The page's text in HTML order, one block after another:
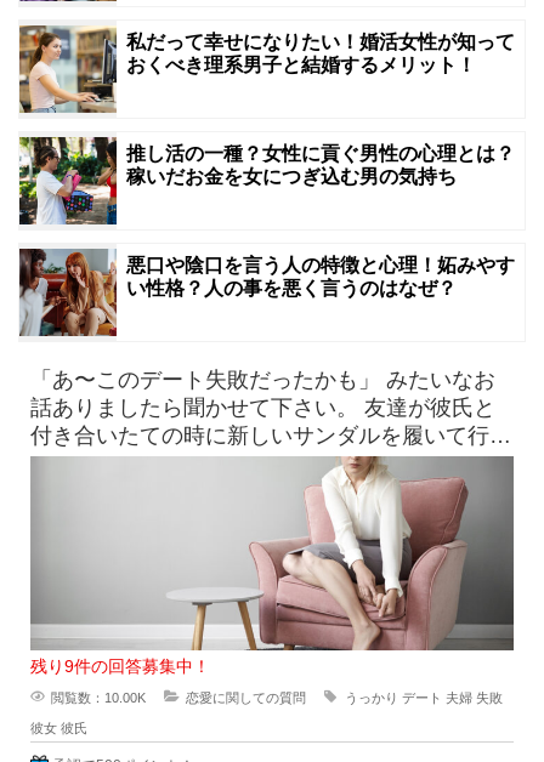
私だって幸せになりたい！婚活女性が知って
おくべき理系男子と結婚するメリット！
推し活の一種？女性に貢ぐ男性の心理とは？
稼いだお金を女につぎ込む男の気持ち
悪口や陰口を言う人の特徴と心理！妬みやす
い性格？人の事を悪く言うのはなぜ？
「あ〜このデート失敗だったかも」 みたいなお
話ありましたら聞かせて下さい。 友達が彼氏と
付き合いたての時に新しいサンダルを履いて行っ
たら、見事に靴擦れを
残り9件の回答募集中！
閲覧数：10.00K 恋愛に関しての質問 うっかり デート 夫婦 失敗
彼女 彼氏